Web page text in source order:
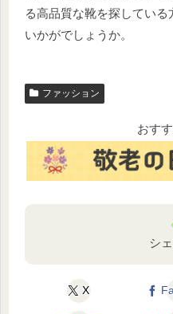
る高品質な靴を探してい
いかがでしょうか。
ファッション
おす
シ
X